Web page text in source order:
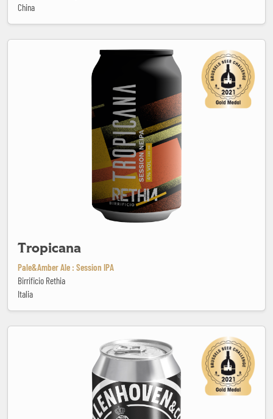
China
Tropicana
Pale&Amber Ale : Session IPA
Birrificio Rethia
Italia